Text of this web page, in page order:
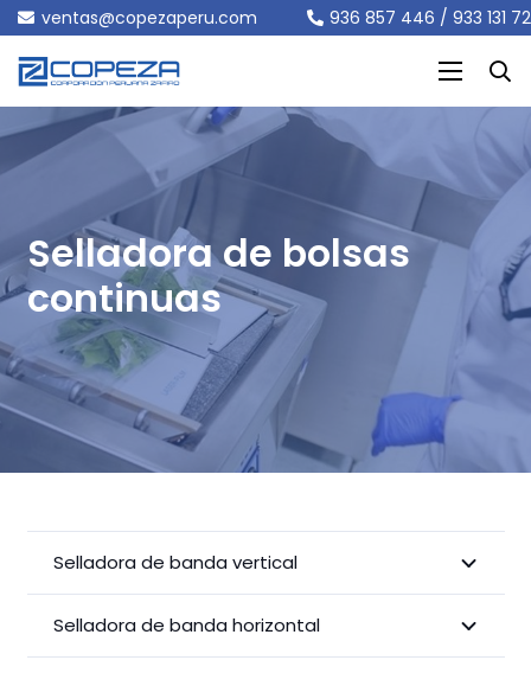
ventas@copezaperu.com 936 857 446 / 933 131
Selladora de bolsas
continuas
Selladora de banda vertical
Selladora de banda horizontal